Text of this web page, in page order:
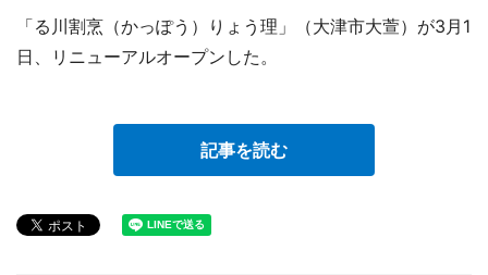
「る川割烹（かっぽう）りょう理」（大津市大萱）が3月1
日、リニューアルオープンした。
記事を読む